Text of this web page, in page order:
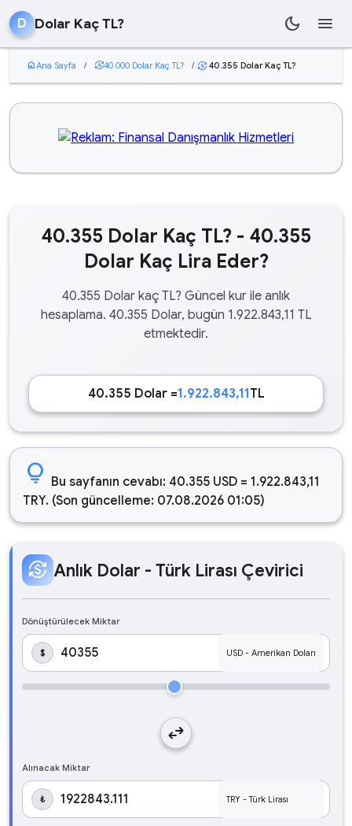
D Dolar Kaç TL? dark_mode menu
homeAna Sayfa / currency_exchange40.000 Dolar Kaç TL? / currency_exchange 40.355 Dolar Kaç TL?
40.355 Dolar Kaç TL? - 40.355
Dolar Kaç Lira Eder?
40.355 Dolar kaç TL? Güncel kur ile anlık
hesaplama. 40.355 Dolar, bugün 1.922.843,11 TL
etmektedir.
40.355 Dolar =1.922.843,11TL
lightbulb Bu sayfanın cevabı: 40.355 USD = 1.922.843,11
TRY. (Son güncelleme: 07.08.2026 01:05)
currency_exchange Anlık Dolar - Türk Lirası Çevirici
Dönüştürülecek Miktar
$
swap_horiz
Alınacak Miktar
₺